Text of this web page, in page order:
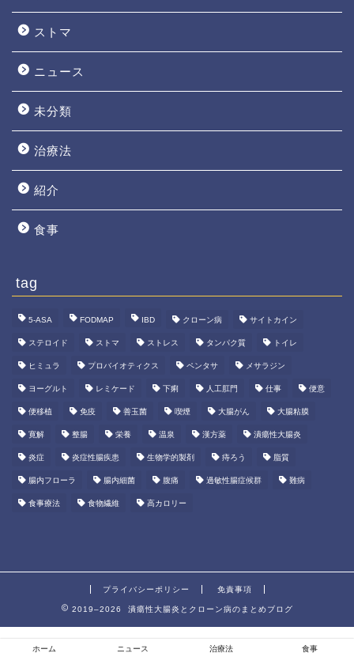
ストマ
ニュース
未分類
治療法
紹介
食事
tag
5-ASA FODMAP IBD クローン病 サイトカイン
ステロイド ストマ ストレス タンパク質 トイレ
ヒミュラ プロバイオティクス ペンタサ メサラジン
ヨーグルト レミケード 下痢 人工肛門 仕事 便意
便移植 免疫 善玉菌 喫煙 大腸がん 大腸粘膜
寛解 整腸 栄養 温泉 漢方薬 潰瘍性大腸炎
炎症 炎症性腸疾患 生物学的製剤 痔ろう 脂質
腸内フローラ 腸内細菌 腹痛 過敏性腸症候群 難病
食事療法 食物繊維 高カロリー
プライバシーポリシー 免責事項
2019–2026 潰瘍性大腸炎とクローン病のまとめブログ
ホーム ニュース 治療法 食事